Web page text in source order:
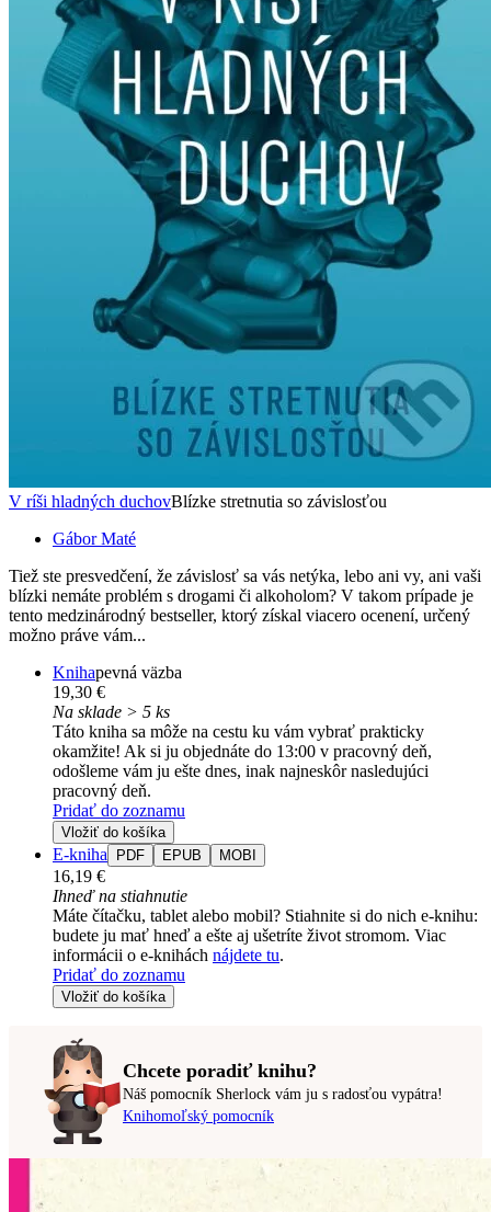
V ríši hladných duchovBlízke stretnutia so závislosťou
Gábor Maté
Tiež ste presvedčení, že závislosť sa vás netýka, lebo ani vy, ani vaši
blízki nemáte problém s drogami či alkoholom? V takom prípade je
tento medzinárodný bestseller, ktorý získal viacero ocenení, určený
možno práve vám...
Knihapevná väzba
19,30 €
Na sklade > 5 ks
Táto kniha sa môže na cestu ku vám vybrať prakticky
okamžite! Ak si ju objednáte do 13:00 v pracovný deň,
odošleme vám ju ešte dnes, inak najneskôr nasledujúci
pracovný deň.
Pridať do zoznamu
Vložiť do košíka
E-kniha PDF EPUB MOBI
16,19 €
Ihneď na stiahnutie
Máte čítačku, tablet alebo mobil? Stiahnite si do nich e-knihu:
budete ju mať hneď a ešte aj ušetríte život stromom. Viac
informácii o e-knihách nájdete tu.
Pridať do zoznamu
Vložiť do košíka
Chcete poradiť knihu?
Náš pomocník Sherlock vám ju s radosťou vypátra!
Knihomoľský pomocník